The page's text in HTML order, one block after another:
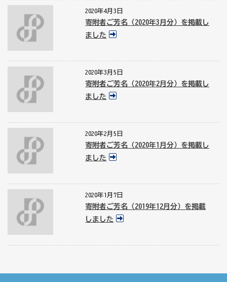
2020年4月3日
寄附者ご芳名（2020年3月分）を掲載し
ました
2020年3月5日
寄附者ご芳名（2020年2月分）を掲載し
ました
2020年2月5日
寄附者ご芳名（2020年1月分）を掲載し
ました
2020年1月7日
寄附者ご芳名（2019年12月分）を掲載
しました